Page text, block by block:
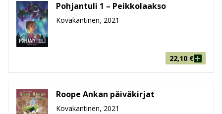
Pohjantuli 1 – Peikkolaakso
Kovakantinen, 2021
22,10 €
Roope Ankan päiväkirjat
Kovakantinen, 2021